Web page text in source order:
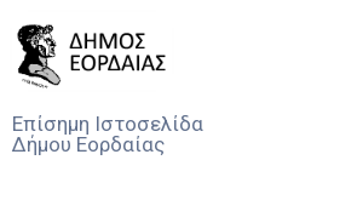
Επίσημη Ιστοσελίδα
Δήμου Εορδαίας